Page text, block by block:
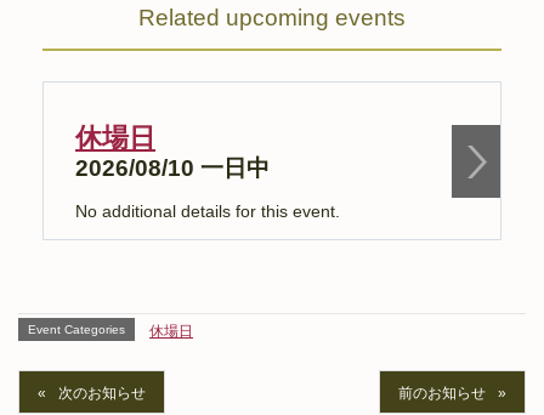
Related upcoming events
休場日
2026/08/10 一日中
No additional details for this event.
Event Categories 休場日
次のお知らせ 前のお知らせ